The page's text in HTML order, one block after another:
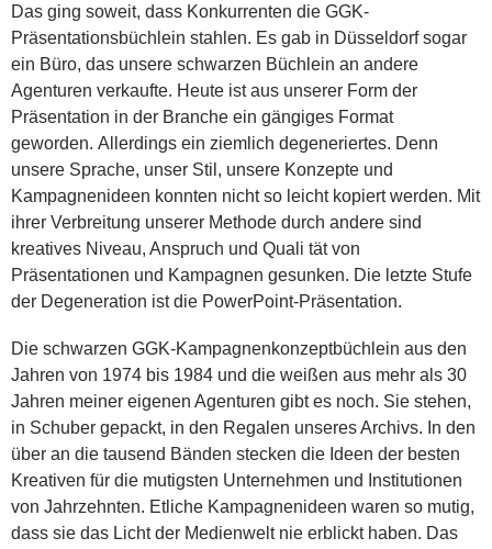
Das ging soweit, dass Konkurrenten die GGK-
Präsentationsbüchlein stahlen. Es gab in Düsseldorf sogar
ein Büro, das unsere schwarzen Büchlein an andere
Agenturen verkaufte. Heute ist aus unserer Form der
Präsentation in der Branche ein gängiges Format
geworden. Allerdings ein ziemlich degeneriertes. Denn
unsere Sprache, unser Stil, unsere Konzepte und
Kampagnenideen konnten nicht so leicht kopiert werden. Mit
ihrer Verbreitung unserer Methode durch andere sind
kreatives Niveau, Anspruch und Quali tät von
Präsentationen und Kampagnen gesunken. Die letzte Stufe
der Degeneration ist die PowerPoint-Präsentation.
Die schwarzen GGK-Kampagnenkonzeptbüchlein aus den
Jahren von 1974 bis 1984 und die weißen aus mehr als 30
Jahren meiner eigenen Agenturen gibt es noch. Sie stehen,
in Schuber gepackt, in den Regalen unseres Archivs. In den
über an die tausend Bänden stecken die Ideen der besten
Kreativen für die mutigsten Unternehmen und Institutionen
von Jahrzehnten. Etliche Kampagnenideen waren so mutig,
dass sie das Licht der Medienwelt nie erblickt haben. Das